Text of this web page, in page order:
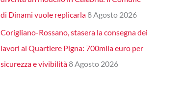
di Dinami vuole replicarla8 Agosto 2026
Corigliano-Rossano, stasera la consegna dei
lavori al Quartiere Pigna: 700mila euro per
sicurezza e vivibilità8 Agosto 2026